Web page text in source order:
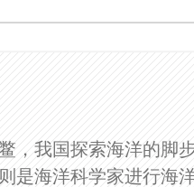
，我国探索海洋的脚
是海洋科学家进行海